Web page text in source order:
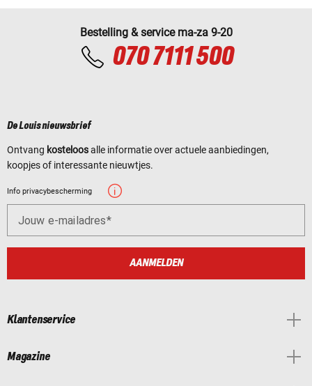
Bestelling & service ma-za 9-20
070 7111 500
De Louis nieuwsbrief
Ontvang kosteloosalle informatie over actuele aanbiedingen,
koopjes of interessante nieuwtjes.
Info privacybescherming
Jouw e-mailadres
AANMELDEN
Klantenservice
Magazine